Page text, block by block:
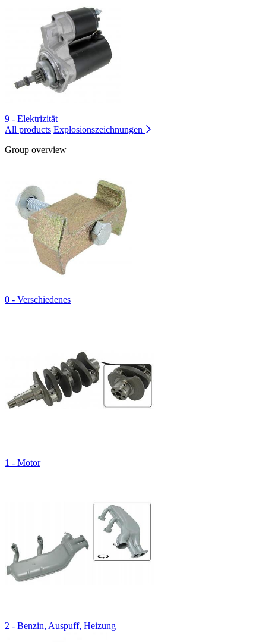
9 - Elektrizität
All products Explosionszeichnungen
Group overview
0 - Verschiedenes
1 - Motor
2 - Benzin, Auspuff, Heizung